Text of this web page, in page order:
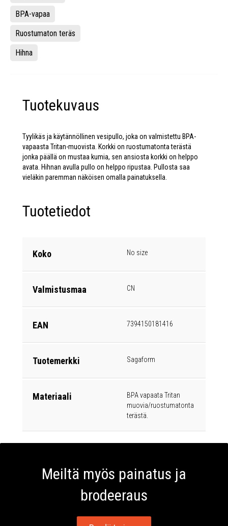
BPA-vapaa
Ruostumaton teräs
Hihna
Tuotekuvaus
Tyylikäs ja käytännöllinen vesipullo, joka on valmistettu BPA-
vapaasta Tritan-muovista. Korkki on ruostumatonta terästä
jonka päällä on mustaa kumia, sen ansiosta korkki on helppo
avata. Hihnan avulla pullo on helppo ripustaa. Pullosta saa
vieläkin paremman näköisen omalla painatuksella.
Tuotetiedot
Koko No size
Valmistusmaa CN
EAN 7394150181416
Tuotemerkki Sagaform
Materiaali
BPA vapaata Tritan
muovia/ruostumatonta
terästä.
Meiltä myös painatus ja
brodeeraus